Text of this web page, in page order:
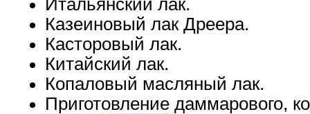
Итальянский лак.
Казеиновый лак Дреера.
Касторовый лак.
Китайский лак.
Копаловый масляный лак.
Приготовление даммарового,